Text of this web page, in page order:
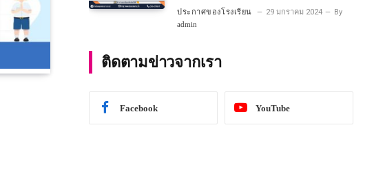
ปีที่ 1 โครงการห้องเรียนพิเศษ
วิทยาศาสตร์ และคณิตศาสตร์ ประจําปี
ประกาศของโรงเรียน 29 มกราคม 2024 By
admin
ติดตามข่าวจากเรา
Facebook YouTube